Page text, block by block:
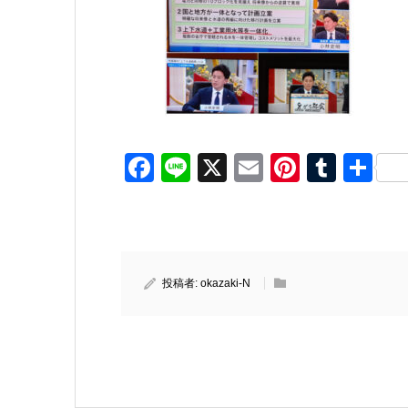
Facebook
Line
X Email
共
投稿者: okazaki-N